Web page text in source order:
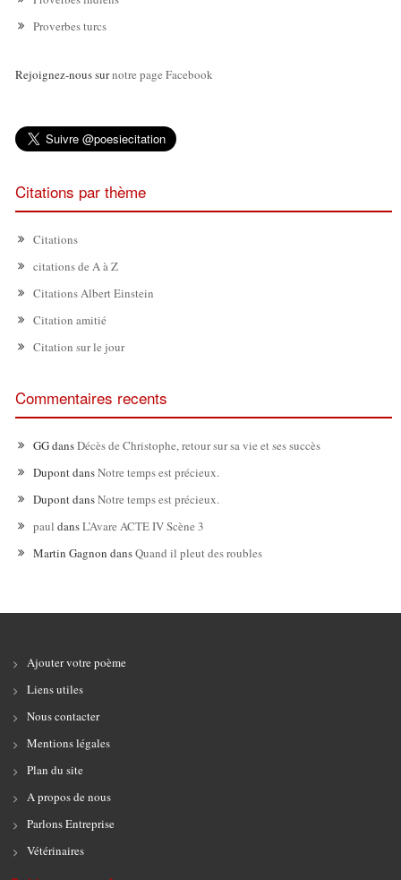
Proverbes turcs
Rejoignez-nous surnotre page Facebook
Citations par thème
Citations
citations de A à Z
Citations Albert Einstein
Citation amitié
Citation sur le jour
Commentaires recents
GGdansDécès de Christophe, retour sur sa vie et ses succès
DupontdansNotre temps est précieux.
DupontdansNotre temps est précieux.
paul dansL’Avare ACTE IV Scène 3
Martin Gagnon dansQuand il pleut des roubles
Ajouter votre poème
Liens utiles
Nous contacter
Mentions légales
Plan du site
A propos de nous
Parlons Entreprise
Vétérinaires